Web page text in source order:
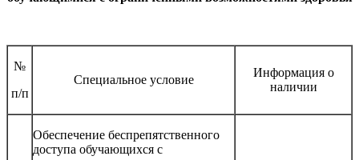
№
п/п
Специальное условие
Информация о
наличии
Обеспечение беспрепятственного
доступа обучающихся с